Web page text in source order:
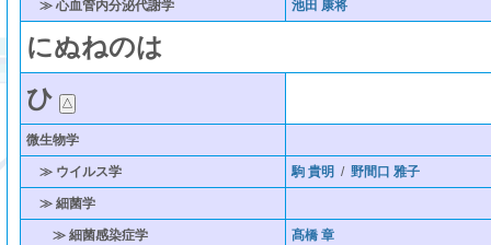
≫ 心血管内分泌代謝学 池田 康将
にぬねのは
ひ
微生物学
≫ ウイルス学 駒 貴明 / 野間口 雅子
≫ 細菌学
≫ 細菌感染症学 髙橋 章